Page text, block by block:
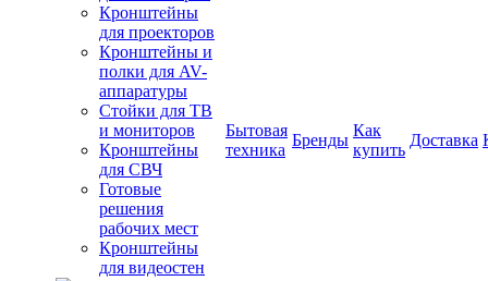
Кронштейны
для проекторов
Кронштейны и
полки для AV-
аппаратуры
Стойки для ТВ
и мониторов
Кронштейны
для СВЧ
Готовые
решения
рабочих мест
Кронштейны
для видеостен
Бытовая
техника
Бренды
Как
купить
Доставка